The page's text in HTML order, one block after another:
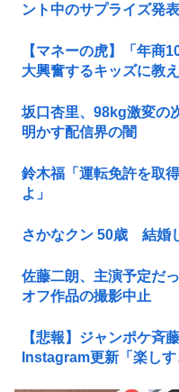
ント中のサプライズ発
【マネーの虎】「年商
大興奮するキッズに教
坂口杏里、98kg激変の
明かす配信界の闇
鈴木福「運転免許を取
よ」
さかなクン 50歳 結婚
佐藤二朗、主演予定だ
オフ作品の撮影中止
【悲報】ジャンポケ斉
Instagram更新「楽しす